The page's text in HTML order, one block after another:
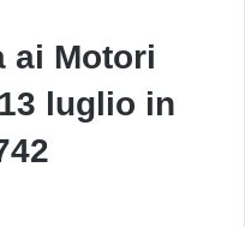
ai Motori
luglio in